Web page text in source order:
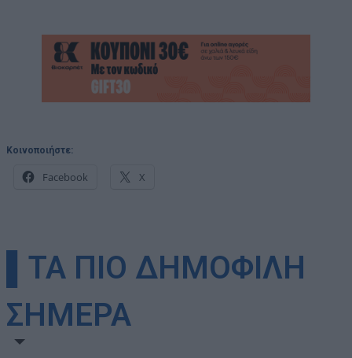
Κοινοποιήστε:
Facebook X
▌ΤΑ ΠΙΟ ΔΗΜΟΦΙΛΗ
ΣΗΜΕΡΑ